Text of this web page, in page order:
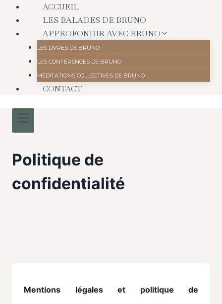
ACCUEIL
LES BALADES DE BRUNO
APPROFONDIR AVEC BRUNO
LES LIVRES DE BRUNO
LES CONFÉRENCES DE BRUNO
MÉDITATIONS COLLECTIVES DE BRUNO
CONTACT
Politique de
confidentialité
Mentions légales et politique de